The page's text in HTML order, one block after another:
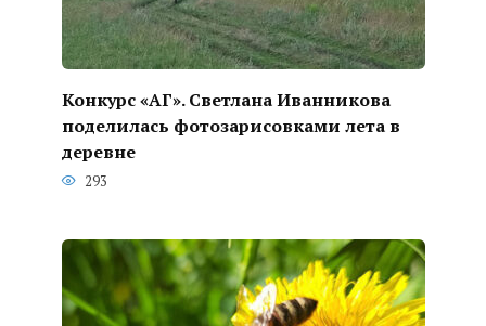
Конкурс «АГ». Светлана Иванникова
поделилась фотозарисовками лета в
деревне
293